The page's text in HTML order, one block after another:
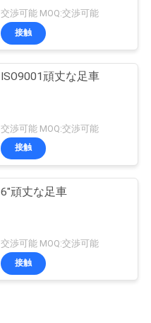
交渉可能 MOQ:交渉可能
接触
ISO9001頑丈な足車
交渉可能 MOQ:交渉可能
接触
6"頑丈な足車
交渉可能 MOQ:交渉可能
接触